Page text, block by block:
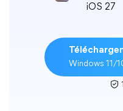
iOS 27
Windows 11/